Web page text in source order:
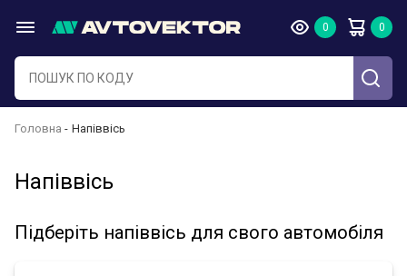
Головна Напіввісь
Напіввісь
Підберіть напіввісь для свого автомобіля